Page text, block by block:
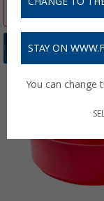
STAY ON
You can change